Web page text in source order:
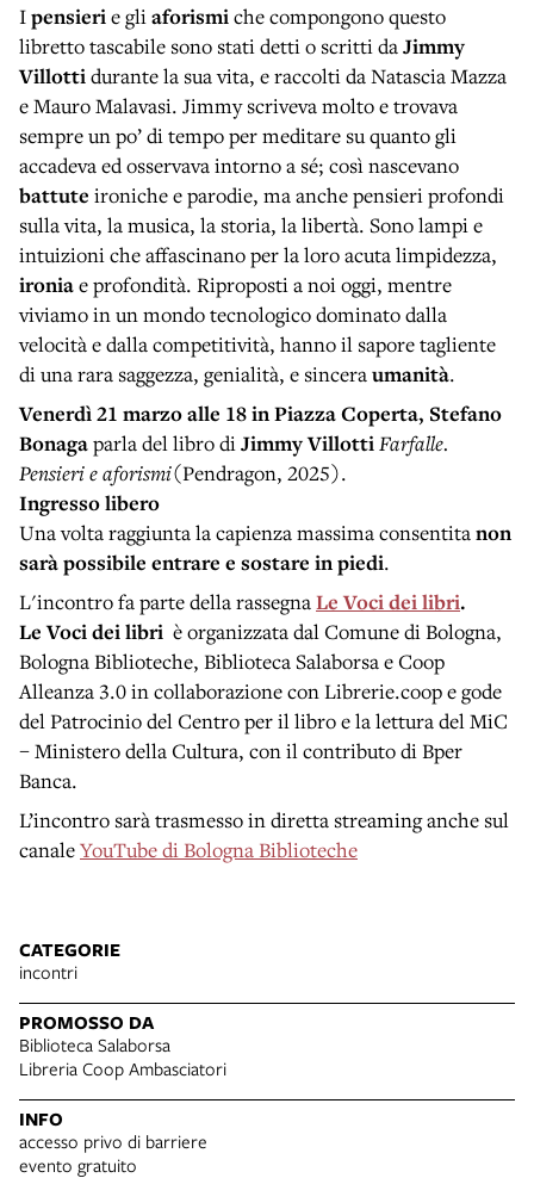
Ipensierie gliaforismiche compongono questo
libretto tascabile sono stati detti o scritti daJimmy
Villottidurante la sua vita, e raccolti da Natascia Mazza
e Mauro Malavasi. Jimmy scriveva molto e trovava
sempre un po’ di tempo per meditare su quanto gli
accadeva ed osservava intorno a sé; così nascevano
battute ironiche e parodie, ma anche pensieri profondi
sulla vita, la musica, la storia, la libertà. Sono lampi e
intuizioni che affascinano per la loro acuta limpidezza,
ironiae profondità. Riproposti a noi oggi, mentre
viviamo in un mondo tecnologico dominato dalla
velocità e dalla competitività, hanno il sapore tagliente
di una rara saggezza, genialità, e sinceraumanità.
Venerdì 21 marzoalle 18 in Piazza Coperta, Stefano
Bonagaparla del libro diJimmy VillottiFarfalle.
Pensieri e aforismi(Pendragon, 2025).
Ingresso libero
Una volta raggiunta la capienza massima consentitanon
sarà possibile entrare e sostare in piedi.
L'incontro fa parte della rassegnaLe Voci dei libri.
Le Voci dei libri è organizzata dal Comune di Bologna,
Bologna Biblioteche, Biblioteca Salaborsa e Coop
Alleanza 3.0 in collaborazione con Librerie.coop e gode
del Patrocinio del Centro per il libro e la lettura del MiC
– Ministero della Cultura, con il contributo di Bper
Banca.
L’incontro sarà trasmesso in diretta streaming anche sul
canaleYouTube di Bologna Biblioteche
CATEGORIE
incontri
PROMOSSO DA
Biblioteca Salaborsa
Libreria Coop Ambasciatori
INFO
accesso privo di barriere
evento gratuito